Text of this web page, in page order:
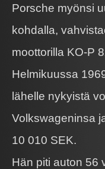
Porsche myönsi
kohdalla,
moottorilla KO-P
Helmikuussa
lähelle nykyistä
Volkswageninsa
10 010 SEK.
Hän piti auton 56